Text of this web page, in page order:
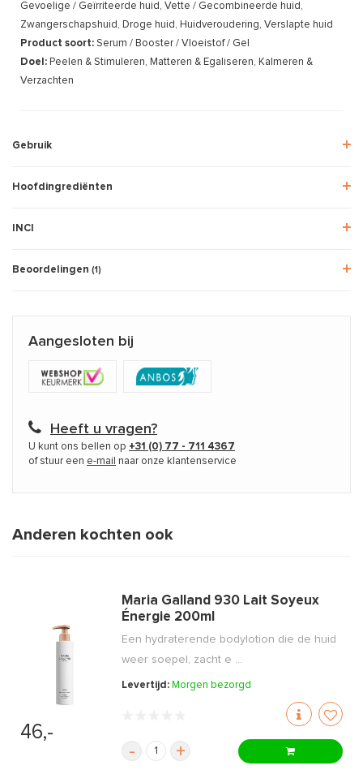
Gevoelige / Geïrriteerde huid, Vette / Gecombineerde huid,
Zwangerschapshuid, Droge huid, Huidveroudering, Verslapte huid
Product soort: Serum / Booster / Vloeistof / Gel
Doel: Peelen & Stimuleren, Matteren & Egaliseren, Kalmeren &
Verzachten
Gebruik
Hoofdingrediënten
INCI
Beoordelingen (1)
Aangesloten bij
Heeft u vragen?
U kunt ons bellen op +31 (0) 77 - 711 4367
of stuur een e-mail naar onze klantenservice
Anderen kochten ook
46,-
Maria Galland 930 Lait Soyeux
Énergie 200ml
Een hydraterende bodylotion die de huid
weer soepel, zacht e ...
Levertijd: Morgen bezorgd
- +